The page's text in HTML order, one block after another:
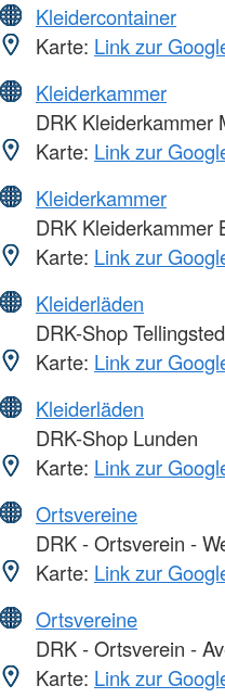
Kleidercontainer
Karte: Link zur
Kleiderkammer
DRK Kleiderkammer
Karte: Link zur
Kleiderkammer
DRK Kleiderkammer
Karte: Link zur
Kleiderläden
DRK-Shop
Karte: Link zur
Kleiderläden
DRK-Shop Lunden
Karte: Link zur
Ortsvereine
DRK - Ortsverein -
Karte: Link zur
Ortsvereine
DRK - Ortsverein -
Karte: Link zur